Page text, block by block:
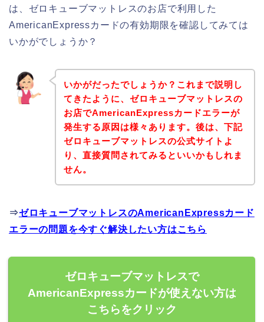
は、ゼロキューブマットレスのお店で利用した
AmericanExpressカードの有効期限を確認してみては
いかがでしょうか？
いかがだったでしょうか？これまで説明し
てきたように、ゼロキューブマットレスの
お店でAmericanExpressカードエラーが
発生する原因は様々あります。後は、下記
ゼロキューブマットレスの公式サイトよ
り、直接質問されてみるといいかもしれま
せん。
⇒ゼロキューブマットレスのAmericanExpressカード
エラーの問題を今すぐ解決したい方はこちら
ゼロキューブマットレスで
AmericanExpressカードが使えない方は
こちらをクリック